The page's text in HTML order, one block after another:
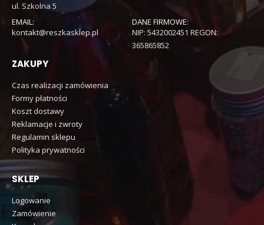
ul. Szkolna 5
EMAIL:
kontakt@reszkasklep.pl
DANE FIRMOWE:
NIP: 5432002451 REGON:
365865852
ZAKUPY
Czas realizacji zamówienia
Formy płatności
Koszt dostawy
Reklamacje i zwroty
Regulamin sklepu
Polityka prywatności
SKLEP
Logowanie
Zamówienie